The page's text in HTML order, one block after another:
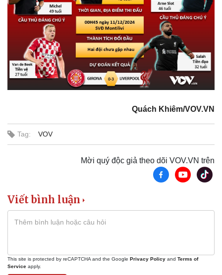
Bất động sản
Khởi nghiệp
Tiêu dùng
Quách Khiêm/VOV.VN
Tag: VOV
Mời quý độc giả theo dõi VOV.VN trên
Viết bình luận
This site is protected by reCAPTCHA and the Google Privacy Policy and Terms of
Service apply.